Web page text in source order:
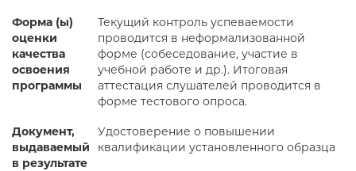
Форма (ы)
оценки
качества
освоения
программы
Текущий контроль успеваемости
проводится в неформализованной
форме (собеседование, участие в
учебной работе и др.). Итоговая
аттестация слушателей проводится в
форме тестового опроса.
Документ,
выдаваемый
в результате
Удостоверение о повышении
квалификации установленного образца